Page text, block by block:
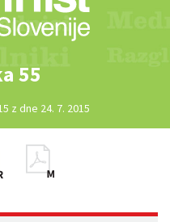
55
z dne 24. 7. 2015